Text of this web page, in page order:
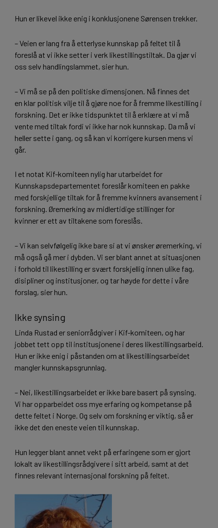
Hun er likevel ikke enig i konklusjonene Sørensen trekker.
– Veien er lang fra å etterlyse kunnskap på feltet til å
foreslå at vi ikke setter i verk likestillingstiltak. Da gjør vi
oss selv handlingslammet, sier hun.
– Vi må se på den politiske dimensjonen. Nå finnes det
en klar politisk vilje til å gjøre noe for å fremme likestilling i
forskning. Det er ikke tidspunktet til å erklære at vi må
vente med tiltak fordi vi ikke har nok kunnskap. Da må vi
heller sette i gang, og så kan vi korrigere kursen mens vi
går.
I et notat Kif-komiteen nylig har utarbeidet for
Kunnskapsdepartementet foreslår komiteen en pakke
med forskjellige tiltak for å fremme kvinners avansement i
forskning. Øremerking av midlertidige stillinger for
kvinner er ett av tiltakene som foreslås.
– Vi kan selvfølgelig ikke bare si at vi ønsker øremerking, vi
må også gå mer i dybden. Vi ser blant annet at situasjonen
i forhold til likestilling er svært forskjellig innen ulike fag,
disipliner og institusjoner, og tar høyde for dette i våre
forslag, sier hun.
Ikke synsing
Linda Rustad er seniorrådgiver i Kif-komiteen, og har
jobbet tett opp til institusjonene i deres likestillingsarbeid.
Hun er ikke enig i påstanden om at likestillingsarbeidet
mangler kunnskapsgrunnlag.
– Nei, likestillingsarbeidet er ikke bare basert på synsing.
Vi har opparbeidet oss mye erfaring og kompetanse på
dette feltet i Norge. Og selv om forskning er viktig, så er
ikke det den eneste veien til kunnskap.
Hun legger blant annet vekt på erfaringene som er gjort
lokalt av likestillingsrådgivere i sitt arbeid, samt at det
finnes relevant internasjonal forskning på feltet.